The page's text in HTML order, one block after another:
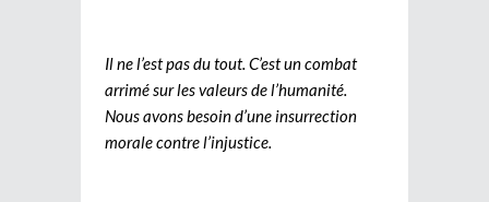
Il ne l’est pas du tout. C’est un combat
arrimé sur les valeurs de l’humanité.
Nous avons besoin d’une insurrection
morale contre l’injustice.